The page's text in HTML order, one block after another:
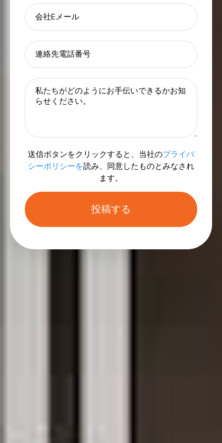
送信ボタンをクリックすると、当社のプライバ
シーポリシーを読み、同意したものとみなされ
ます。